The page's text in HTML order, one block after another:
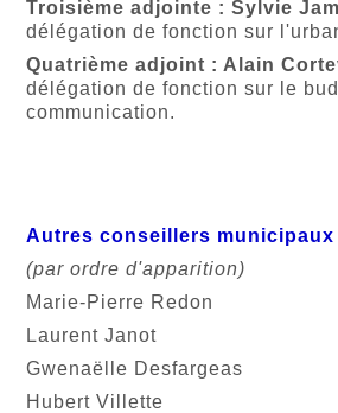
Troisième adjointe : Sylvie
délégationde fonction sur
Quatrième adjoint : Alain
délégationde fonction sur
le
communication.
Autres conseillers municipaux
(par ordre d'apparition)
Marie-Pierre Redon
Laurent Janot
Gwenaëlle Desfargeas
Hubert Villette